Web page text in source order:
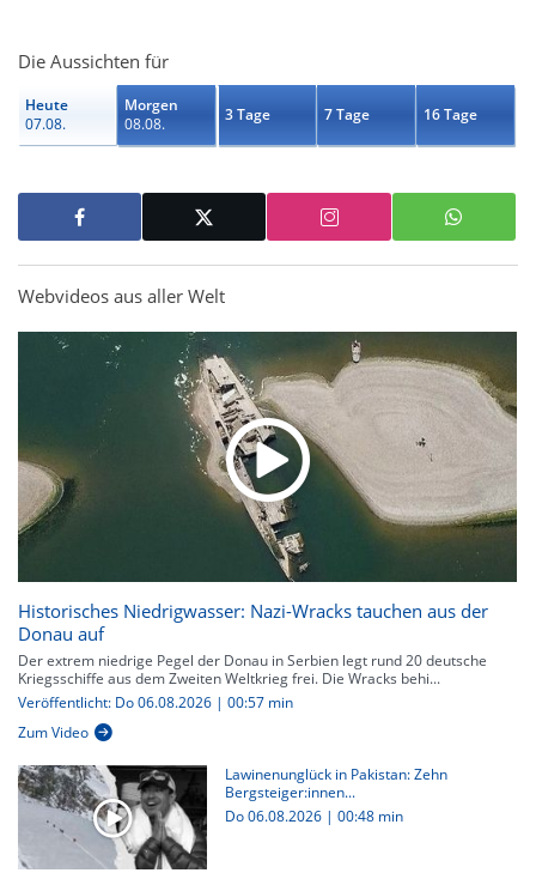
Die Aussichten für
Heute
07.08.
Morgen
08.08.
3 Tage 7 Tage 16 Tage
Webvideos aus aller Welt
Historisches Niedrigwasser: Nazi-Wracks tauchen aus der
Donau auf
Der extrem niedrige Pegel der Donau in Serbien legt rund 20 deutsche
Kriegsschiffe aus dem Zweiten Weltkrieg frei. Die Wracks behi...
Veröffentlicht: Do 06.08.2026 | 00:57 min
Zum Video
Lawinenunglück in Pakistan: Zehn
Bergsteiger:innen...
Do 06.08.2026 | 00:48 min